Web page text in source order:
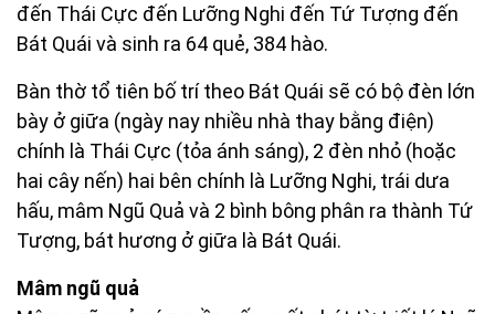
đến Thái Cực đến Lưỡng Nghi đến Tứ Tượng đến
Bát Quái và sinh ra 64 quẻ, 384 hào.
Bàn thờ tổ tiên bố trí theo Bát Quái sẽ có bộ đèn lớn
bày ở giữa (ngày nay nhiều nhà thay bằng điện)
chính là Thái Cực (tỏa ánh sáng), 2 đèn nhỏ (hoặc
hai cây nến) hai bên chính là Lưỡng Nghi, trái dưa
hấu, mâm Ngũ Quả và 2 bình bông phân ra thành Tứ
Tượng, bát hương ở giữa là Bát Quái.
Mâm ngũ quả